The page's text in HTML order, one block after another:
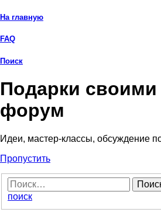
На главную
FAQ
Поиск
Подарки своими
форум
Идеи, мастер-классы, обсуждение
Пропустить
поиск